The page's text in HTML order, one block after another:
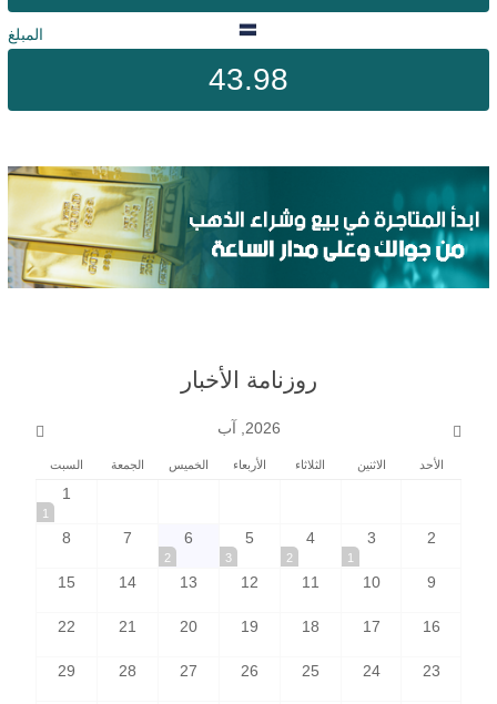
المبلغ
43.98
روزنامة الأخبار
2026, آب
الأحد الاثنين الثلاثاء الأربعاء الخميس الجمعة السبت
1
1
2
3
1
4
2
5
3
6
2
7
8
9
10
11
12
13
14
15
16
17
18
19
20
21
22
23
24
25
26
27
28
29